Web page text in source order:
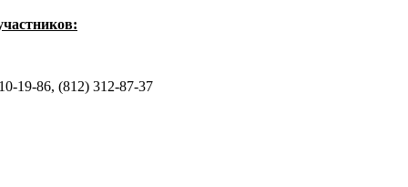
19-86, (812) 312-87-37